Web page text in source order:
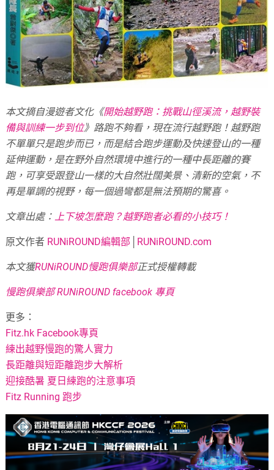
本文摘自漫遊者文化《開始越野跑：挑戰山徑溪流，越野裝
備與訓練一步到位》路跑不夠看，現在流行越野跑！越野跑
不單單只是跑步而已，而是結合跑步運動及快速登山的一種
延伸運動，是在野外自然環境中進行的一種中長距離的賽
跑，可享受跟登山一樣的大自然壯闊美景、清新的空氣，不
再是單調的視野，每一個過彎都是無法預期的驚喜。
文章出處： 上下坡怎麼跑？越野跑者必看的小技巧！
原文作者 RUNiROUND編輯部 RUNiROUND.com
本文獲RUNiROUND慢跑俱樂部正式授權轉載
慢跑俱樂部 RUNiROUND facebook 專頁
更多：
Fitz.hk Facebook專頁
練出越野慢跑的驚人實力
長距離與短距離跑步大解析
迎接酷暑 夏日練跑的注意事項
Fitz Running 跑步